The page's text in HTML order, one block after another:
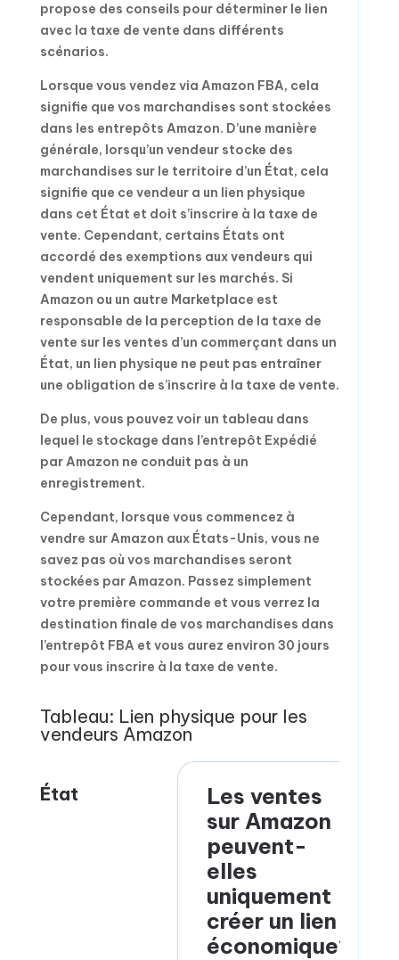
propose des conseils pour déterminer le lien
avec la taxe de vente dans différents
scénarios.
Lorsque vous vendez via Amazon FBA, cela
signifie que vos marchandises sont stockées
dans les entrepôts Amazon. D’une manière
générale, lorsqu’un vendeur stocke des
marchandises sur le territoire d’un État, cela
signifie que ce vendeur a un lien physique
dans cet État et doit s’inscrire à la taxe de
vente. Cependant, certains États ont
accordé des exemptions aux vendeurs qui
vendent uniquement sur les marchés. Si
Amazon ou un autre Marketplace est
responsable de la perception de la taxe de
vente sur les ventes d’un commerçant dans un
État, un lien physique ne peut pas entraîner
une obligation de s’inscrire à la taxe de vente.
De plus, vous pouvez voir un tableau dans
lequel le stockage dans l’entrepôt Expédié
par Amazon ne conduit pas à un
enregistrement.
Cependant, lorsque vous commencez à
vendre sur Amazon aux États-Unis, vous ne
savez pas où vos marchandises seront
stockées par Amazon. Passez simplement
votre première commande et vous verrez la
destination finale de vos marchandises dans
l’entrepôt FBA et vous aurez environ 30 jours
pour vous inscrire à la taxe de vente.
Tableau: Lien physique pour les
vendeurs Amazon
État
Les ventes
sur Amazon
peuvent-
elles
uniquement
créer un lien
économique?